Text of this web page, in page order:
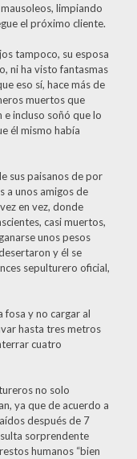
limpiando
el próximo cliente.
tampoco, su esposa
ni ha visto fantasmas
eso sí, hace más de
muertos que
incluso soñó que lo
él mismo había
sus paisanos de por
a unos amigos de
en vez, donde
casi muertos,
unos pesos
y él se
sepulturero oficial,
fosa y no cargar al
hasta tres metros
cuatro
no solo
ya que de acuerdo a
después de 7
sorprendente
humanos “bien